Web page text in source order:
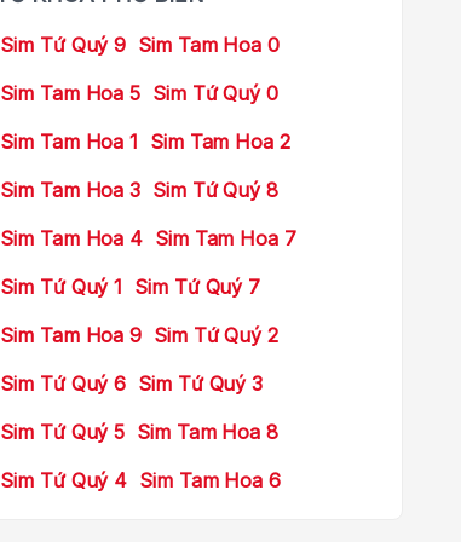
Sim Tứ Quý 9 Sim Tam Hoa 0
Sim Tam Hoa 5 Sim Tứ Quý 0
Sim Tam Hoa 1 Sim Tam Hoa 2
Sim Tam Hoa 3 Sim Tứ Quý 8
Sim Tam Hoa 4 Sim Tam Hoa 7
Sim Tứ Quý 1 Sim Tứ Quý 7
Sim Tam Hoa 9 Sim Tứ Quý 2
Sim Tứ Quý 6 Sim Tứ Quý 3
Sim Tứ Quý 5 Sim Tam Hoa 8
Sim Tứ Quý 4 Sim Tam Hoa 6